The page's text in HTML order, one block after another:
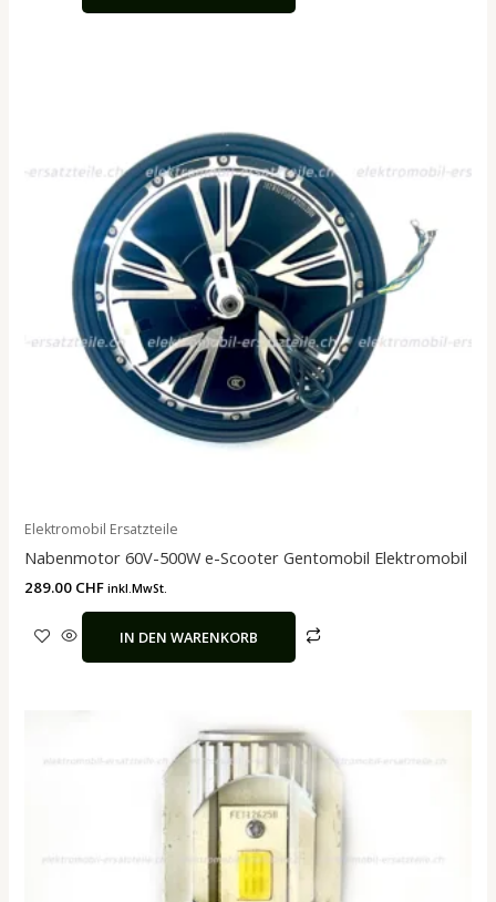
Elektromobil Ersatzteile
Nabenmotor 60V-500W e-Scooter Gentomobil Elektromobil
289.00 CHF inkl.MwSt.
IN DEN WARENKORB